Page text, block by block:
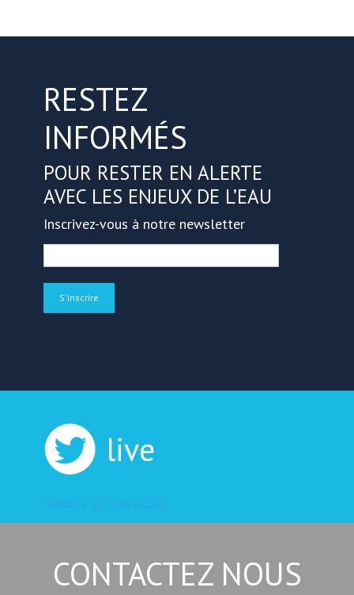
RESTEZ
INFORMÉS
POUR RESTER EN ALERTE
AVEC LES ENJEUX DE L’EAU
Inscrivez-vous à notre newsletter
live
CONTACTEZ NOUS